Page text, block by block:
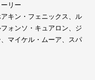
リー
キン・フェニックス、ル
ォンソ・キュアロン、ジ
マイケル・ムーア、スパ